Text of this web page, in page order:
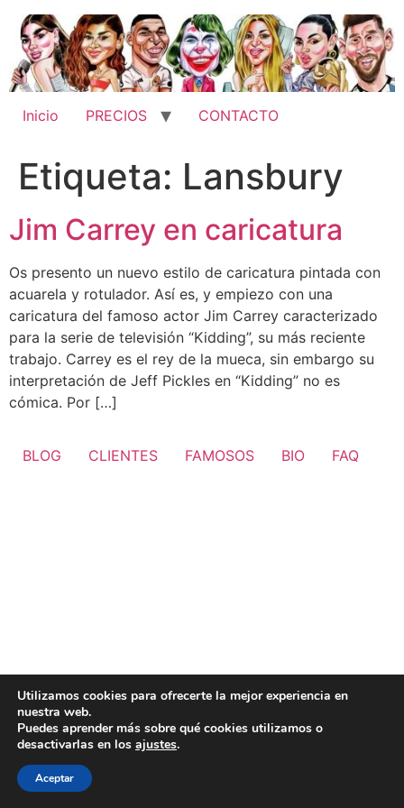
contenido
Inicio PRECIOS CONTACTO
Etiqueta: Lansbury
Jim Carrey en caricatura
Os presento un nuevo estilo de caricatura pintada con
acuarela y rotulador. Así es, y empiezo con una
caricatura del famoso actor Jim Carrey caracterizado
para la serie de televisión “Kidding”, su más reciente
trabajo. Carrey es el rey de la mueca, sin embargo su
interpretación de Jeff Pickles en “Kidding” no es
cómica. Por […]
BLOG CLIENTES FAMOSOS BIO FAQ
Utilizamos cookies para ofrecerte la mejor experiencia en
nuestra web.
Puedes aprender más sobre qué cookies utilizamos o
desactivarlas en los ajustes.
Aceptar